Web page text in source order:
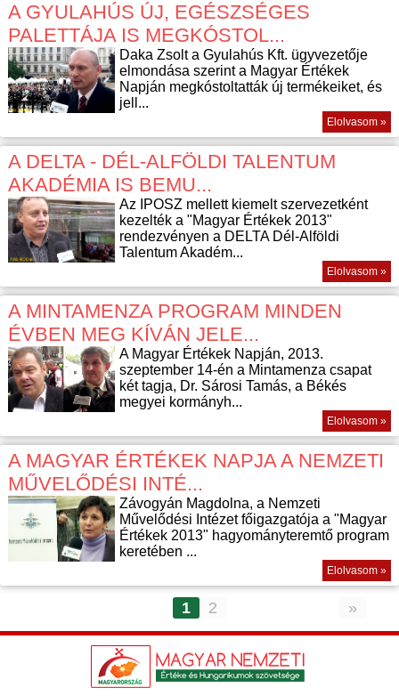
A GYULAHÚS ÚJ, EGÉSZSÉGES
PALETTÁJA IS MEGKÓSTOL...
Daka Zsolt a Gyulahús Kft. ügyvezetője
elmondása szerint a Magyar Értékek
Napján megkóstoltatták új termékeiket, és
jell...
Elolvasom »
A DELTA - DÉL-ALFÖLDI TALENTUM
AKADÉMIA IS BEMU...
Az IPOSZ mellett kiemelt szervezetként
kezelték a "Magyar Értékek 2013"
rendezvényen a DELTA Dél-Alföldi
Talentum Akadém...
Elolvasom »
A MINTAMENZA PROGRAM MINDEN
ÉVBEN MEG KÍVÁN JELE...
A Magyar Értékek Napján, 2013.
szeptember 14-én a Mintamenza csapat
két tagja, Dr. Sárosi Tamás, a Békés
megyei kormányh...
Elolvasom »
A MAGYAR ÉRTÉKEK NAPJA A NEMZETI
MŰVELŐDÉSI INTÉ...
Závogyán Magdolna, a Nemzeti
Művelődési Intézet főigazgatója a "Magyar
Értékek 2013" hagyományteremtő program
keretében ...
Elolvasom »
1 2 »